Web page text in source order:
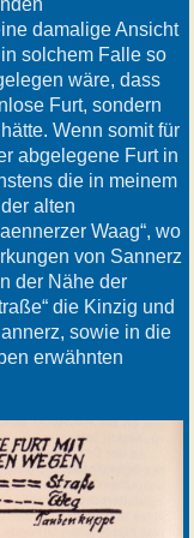
damalige Ansicht
solchem Falle so
wäre, dass
Furt, sondern
Wenn somit für
abgelegene Furt in
die in meinem
alten
Waag“, wo
von Sannerz
der Nähe der
die Kinzig und
sowie in die
erwähnten